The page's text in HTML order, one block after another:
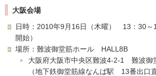
大阪会場
日時：2010年9月16日（木曜） 13：30～
開始）
場所：難波御堂筋ホール HALL8B
大阪府大阪市中央区難波4-2-1 難波御
（地下鉄御堂筋線なんば駅 13番出口直